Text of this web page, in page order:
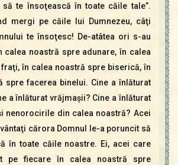
te însoţească în toate căile tale”.
mergi pe căile lui Dumnezeu, câţi
te însoţesc! De-atâtea ori s-au
calea noastră spre adunare, în calea
în calea noastră spre biserică, în
spre facerea binelui. Cine a înlăturat
a înlăturat vrăjmaşii? Cine a înlăturat
nenorocirile din calea noastră? Acei
cărora Domnul le-a poruncit să
în toate căile noastre. Ei, acei care
pe fiecare în calea noastră spre